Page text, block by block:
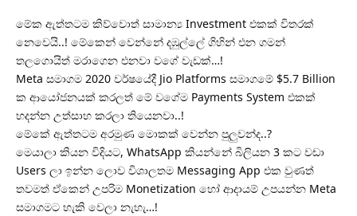
මේක ඇත්තටම කිව්වොත් සාමාන්‍ය Investment එකක් විතරක්
නෙවෙයි..! මේකෙන් වෙන්නේ දඹුල්ලේ ගිහින් එන ගමන්
තලගොයිත් මරාගෙන එනවා වගේ වැඩක්…!
Meta සමාගම 2020 වර්ෂයේදී Jio Platforms සමාගමේ $5.7 Billion
ක ආයෝජනයක් කරලත් මේ වගේම Payments System එකක්
හදන්න උත්සාහ කරලා තියෙනවා..!
මේකේ ඇත්තටම අරමුණ මොකක් වෙන්න පුලුවන්ද..?
මෙයාලා කියන විදියට, WhatsApp කියන්නේ බිලියන 3 කට වඩා
Users ලා ඉන්න ලොව විශාලතම Messaging App එක වුණත්
තවමත් ඒකෙන් උපරිම Monetization හෝ ආදායම් උපයන්න Meta
සමාගමට හැකි වෙලා නැහැ…!